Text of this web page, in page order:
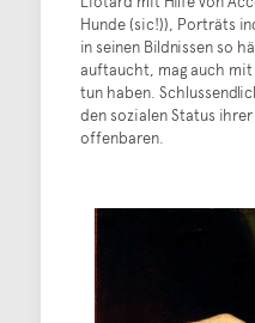
Hunde (sic!)), Porträts
in seinen Bildnissen so
auftaucht, mag auch mit
tun haben.
den sozialen Status ihrer
offenbaren.